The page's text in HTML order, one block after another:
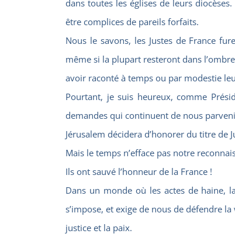
dans toutes les églises de leurs
être complices de pareils forfaits.
Nous le savons, les Justes de France
même si la plupart resteront dans
avoir raconté à temps ou par modestie
Pourtant, je suis heureux, comme
demandes qui continuent de nous
Jérusalem décidera d’honorer du titre de
Mais le temps n’efface pas notre
Ils ont sauvé l’honneur de la France !
Dans un monde où les actes de haine,
s’impose, et exige de nous de défendre la
justice et la paix.